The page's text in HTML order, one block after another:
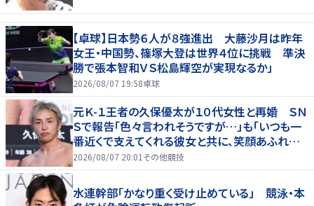
【卓球】日本勢６人が８強進出 大藤沙月は昨年
女王・中国勢、篠塚大登は世界４位に挑戦 準決
勝で張本智和ＶＳ松島輝空が実現なるか」
2026/08/07 19:58卓球
元Ｋ-１王者の久保優太が１０代女性と再婚 ＳＮ
Ｓで報告「色々言われそうですが…」も「いつも一
番近くで支えてくれる彼女と共に、笑顔あふれる
家庭を築いていきたい」
2026/08/07 20:01 その他競技
水連幹部「かなり重く受け止めている」 競泳・本